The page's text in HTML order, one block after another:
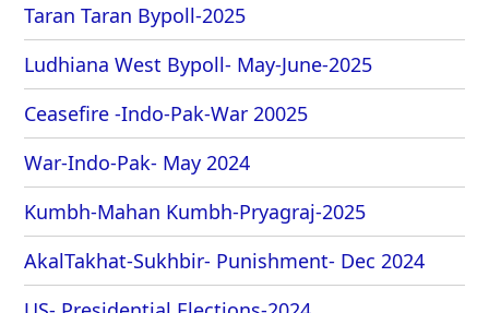
Taran Taran Bypoll-2025
Ludhiana West Bypoll- May-June-2025
Ceasefire -Indo-Pak-War 20025
War-Indo-Pak- May 2024
Kumbh-Mahan Kumbh-Pryagraj-2025
AkalTakhat-Sukhbir- Punishment- Dec 2024